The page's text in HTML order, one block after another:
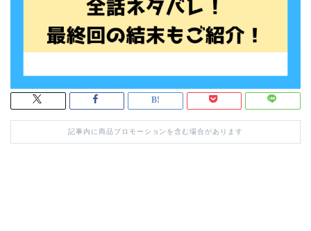
記事内に商品プロモーションを含む場合があります